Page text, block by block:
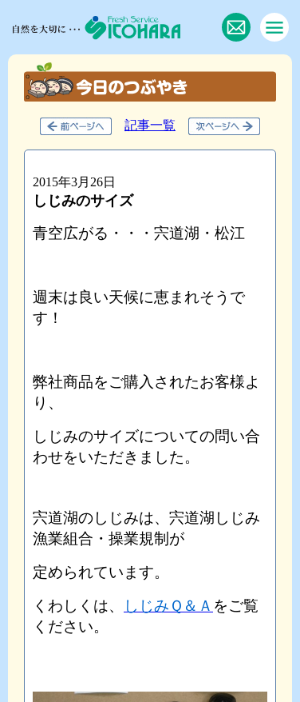
記事一覧
2015年3月26日
しじみのサイズ
青空広がる・・・宍道湖・松江
週末は良い天候に恵まれそうで
す！
弊社商品をご購入されたお客様よ
り、
しじみのサイズについての問い合
わせをいただきました。
宍道湖のしじみは、宍道湖しじみ
漁業組合・操業規制が
定められています。
くわしくは、
しじみＱ＆Ａ をご覧
ください。